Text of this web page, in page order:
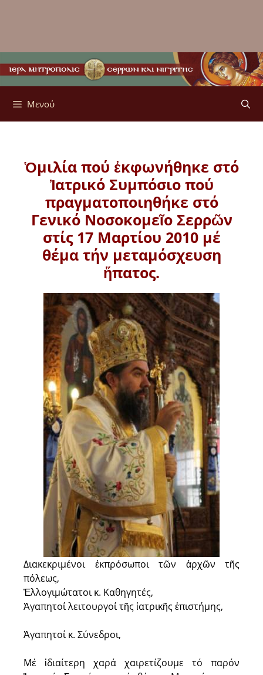
Μενού
Ὁμιλία πού ἐκφωνήθηκε στό
Ἰατρικό Συμπόσιο πού
πραγματοποιηθήκε στό
Γενικό Νοσοκομεῖο Σερρῶν
στίς 17 Μαρτίου 2010 μέ
θέμα τήν μεταμόσχευση
ἥπατος.
Διακεκριμένοι ἐκπρόσωποι τῶν ἀρχῶν τῆς
πόλεως,
Ἐλλογιμώτατοι κ. Καθηγητές,
Ἀγαπητοί λειτουργοί τῆς ἱατρικῆς ἐπιστήμης,
Ἀγαπητοί κ. Σύνεδροι,
Μέ ἰδιαίτερη χαρά χαιρετίζουμε τό παρόν